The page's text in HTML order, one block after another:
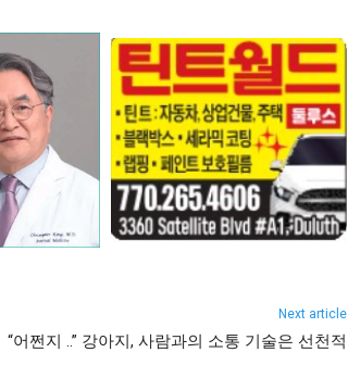
Next article
“어쩐지 ..” 강아지, 사람과의 소통 기술은 선천적